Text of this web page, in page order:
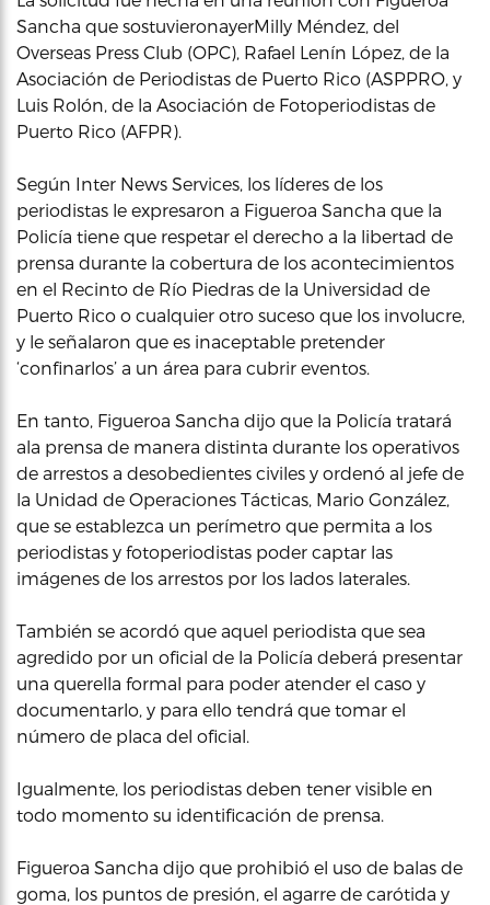
Sancha que sostuvieronayerMilly Méndez, del
Overseas Press Club (OPC), Rafael Lenín López, de la
Asociación de Periodistas de Puerto Rico (ASPPRO, y
Luis Rolón, de la Asociación de Fotoperiodistas de
Puerto Rico (AFPR).
Según Inter News Services, los líderes de los
periodistas le expresaron a Figueroa Sancha que la
Policía tiene que respetar el derecho a la libertad de
prensa durante la cobertura de los acontecimientos
en el Recinto de Río Piedras de la Universidad de
Puerto Rico o cualquier otro suceso que los involucre,
y le señalaron que es inaceptable pretender
‘confinarlos’ a un área para cubrir eventos.
En tanto, Figueroa Sancha dijo que la Policía tratará
ala prensa de manera distinta durante los operativos
de arrestos a desobedientes civiles y ordenó al jefe de
la Unidad de Operaciones Tácticas, Mario González,
que se establezca un perímetro que permita a los
periodistas y fotoperiodistas poder captar las
imágenes de los arrestos por los lados laterales.
También se acordó que aquel periodista que sea
agredido por un oficial de la Policía deberá presentar
una querella formal para poder atender el caso y
documentarlo, y para ello tendrá que tomar el
número de placa del oficial.
Igualmente, los periodistas deben tener visible en
todo momento su identificación de prensa.
Figueroa Sancha dijo que prohibió el uso de balas de
goma, los puntos de presión, el agarre de carótida y